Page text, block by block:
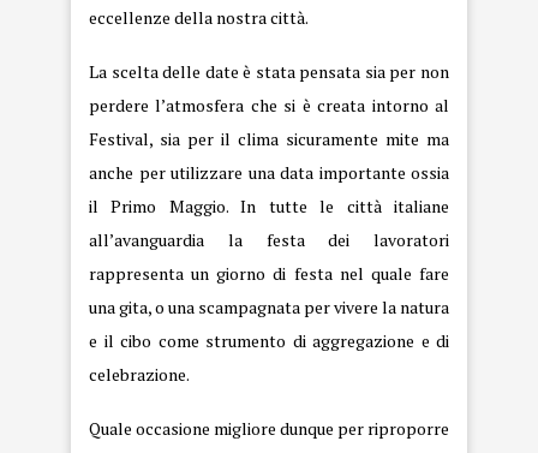
eccellenze della nostra città.
La scelta delle date è stata pensata sia per non
perdere l’atmosfera che si è creata intorno al
Festival, sia per il clima sicuramente mite ma
anche per utilizzare una data importante ossia
il Primo Maggio. In tutte le città italiane
all’avanguardia la festa dei lavoratori
rappresenta un giorno di festa nel quale fare
una gita, o una scampagnata per vivere la natura
e il cibo come strumento di aggregazione e di
celebrazione.
Quale occasione migliore dunque per riproporre